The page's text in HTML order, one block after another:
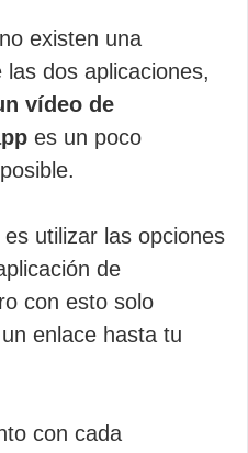
existen una
dos aplicaciones,
vídeo de
es un poco
utilizar las opciones
de
con esto solo
enlace hasta tu
con cada